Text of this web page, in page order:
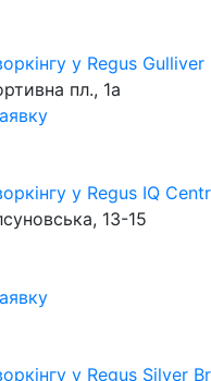
у Regus Gulliver
пл., 1а
у Regus IQ
13-15
у Regus Silver